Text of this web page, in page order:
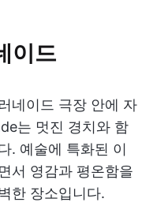
이드
네이드 극장 안에 자
는 멋진 경치와 함
. 예술에 특화된 이
서 영감과 평온함을
한 장소입니다.